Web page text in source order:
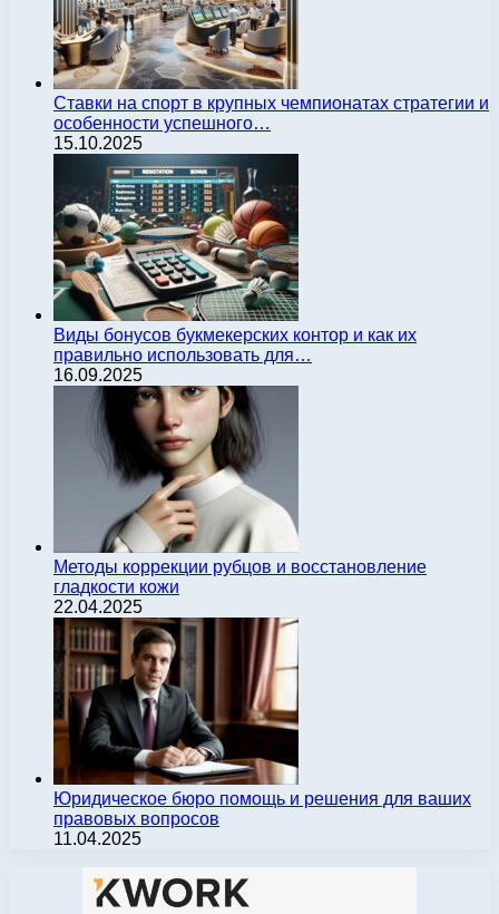
Ставки на спорт в крупных чемпионатах стратегии и
особенности успешного…
15.10.2025
Виды бонусов букмекерских контор и как их
правильно использовать для…
16.09.2025
Методы коррекции рубцов и восстановление
гладкости кожи
22.04.2025
Юридическое бюро помощь и решения для ваших
правовых вопросов
11.04.2025